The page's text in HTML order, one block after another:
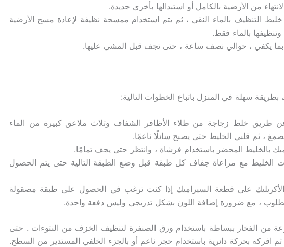
من الأرضية بالكامل أو استبدالها بأخرى جديدة.
خليط التنظيف بالماء النقي ، ثم يتم استخدام ممسحة نظيفة لإعادة مسح الأرضية
بالماء فقط.
بما يكفي ، حوالي نصف ساعة ، حتى تجف قبل المشي عليها.
سهلة في المنزل باتباع الخطوات التالية:
طريق خلط زجاجة من طلاء الأظافر الشفاف وثلاث ملاعق كبيرة من الماء
، ثم قلبي الخليط حتى يصبح سائلًا ناعمًا.
بالخليط المحضر باستخدام فرشاة ، وانتظر حتى يجف تمامًا.
الخليط مع مراعاة جفاف كل طبقة قبل وضع الطبقة التالية حتى يتم الحصول
على قطعة السيراميك إذا كنت ترغب في الحصول على طبقة مصقولة
، مع ضرورة إضافة اللون بشكل تدريجي وليس دفعة واحدة.
من الفخار ببساطة باستخدام ورق الصنفرة لتنظيف الخزف من النتوءات . حتى
افركه بحركة دائرية باستخدام حجر ناعم أو بالجزء الخلفي المستدير من السطح.